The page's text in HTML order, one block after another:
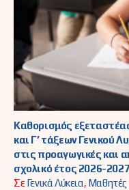
Καθορισμός
και Γ’ τάξεων Γενικού
στις προαγωγικές και
σχολικό έτος 2026-2027
ΣεΓενικά Λύκεια, Μαθητές